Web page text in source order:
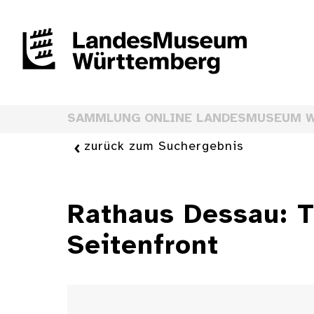
SAMMLUNG ONLINE LANDESMUSEUM
zurück zum Suchergebnis
Rathaus Dessau:
Seitenfront